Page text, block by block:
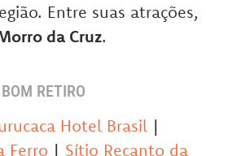
Entre suas atrações,
da Cruz.
RETIRO
Hotel Brasil |
Ferro | Sítio Recanto da